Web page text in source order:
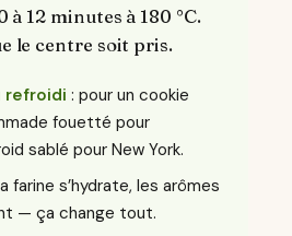
à 12 minutes à 180 °C.
le centre soit pris.
refroidi : pour un cookie
fouetté pour
sablé pour New York.
farine s’hydrate, les arômes
— ça change tout.